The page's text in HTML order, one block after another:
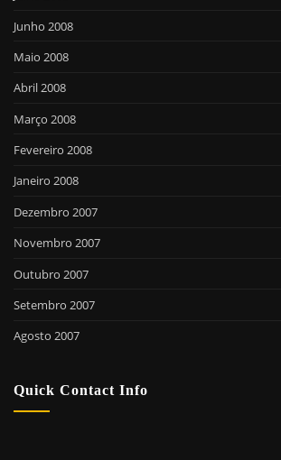
Junho 2008
Maio 2008
Abril 2008
Março 2008
Fevereiro 2008
Janeiro 2008
Dezembro 2007
Novembro 2007
Outubro 2007
Setembro 2007
Agosto 2007
Quick Contact Info